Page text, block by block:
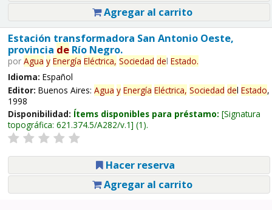
Agregar al carrito
Estación transformadora San Antonio Oeste,
provincia deRío Negro.
por Agua y Energía Eléctrica, Sociedad del Estado.
Idioma: Español
Editor: Buenos Aires: Agua y Energía Eléctrica, Sociedad del Estado,
1998
Disponibilidad: Ítems disponibles para préstamo: Signatura
topográfica: 621.374.5/A282/v.1 (1).
Hacer reserva
Agregar al carrito